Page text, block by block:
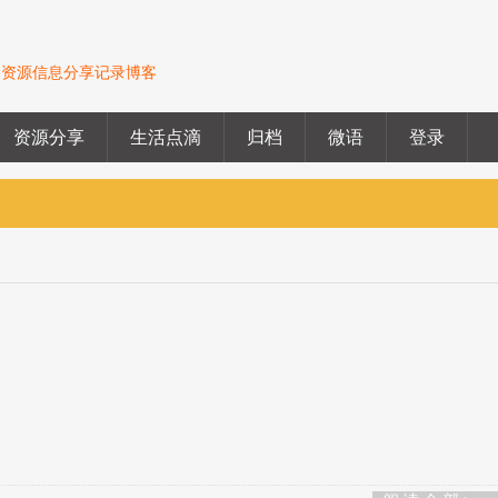
源信息分享记录博客
资源分享 生活点滴 归档 微语 登录